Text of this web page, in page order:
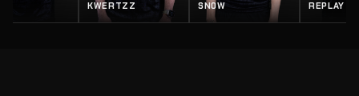
KWERTZZ SN0W REPLAY